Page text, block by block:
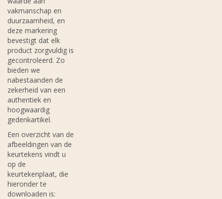
vakmanschap en
duurzaamheid, en
deze markering
bevestigt dat elk
product zorgvuldig is
gecontroleerd. Zo
bieden we
nabestaanden de
zekerheid van een
authentiek en
hoogwaardig
gedenkartikel.
Een overzicht van de
afbeeldingen van de
keurtekens vindt u
op de
keurtekenplaat, die
hieronder te
downloaden is: